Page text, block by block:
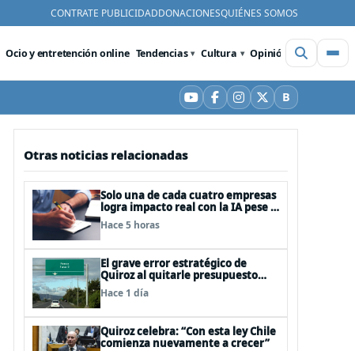
CONTRATE PUBLICIDADDONACIONESQUIÉNES SOMOS
Ocio y entretención online Tendencias Cultura Opinión Videos
YouTube
Facebook
Instagram
X BBluesky
Otras noticias relacionadas
Solo una de cada cuatro empresas
logra impacto real con la IA pese a
la inversión, según el Foro
Económico Mundial
Hace 5 horas
El grave error estratégico de
Quiroz al quitarle presupuesto
para infraestructura vial del
Biobío
Hace 1 día
Quiroz celebra: “Con esta ley Chile
comienza nuevamente a crecer”